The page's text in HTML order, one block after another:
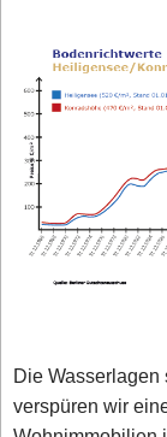
Die Wasserlagen
verspüren wir